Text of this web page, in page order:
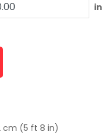
in
cm (5 ft 8 in)